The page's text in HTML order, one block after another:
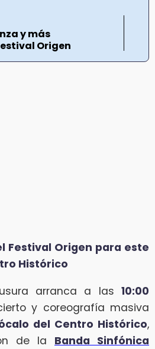
y más
Origen
Festival Origen para este
Histórico
arranca a las 10:00
y coreografía masiva
del Centro Histórico,
de la Banda Sinfónica